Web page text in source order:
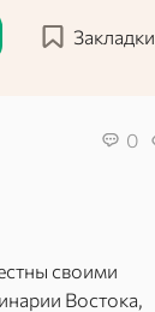
Закладки
0
своими
Востока,